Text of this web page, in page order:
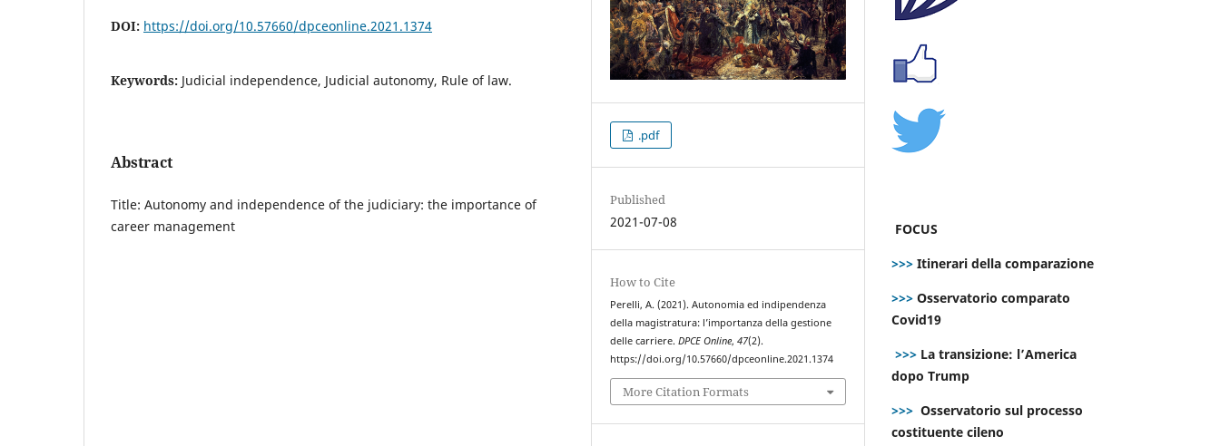
DOI: https://doi.org/10.57660/dpceonline.2021.1374
Keywords: Judicial independence, Judicial autonomy, Rule of law.
Abstract
Title: Autonomy and independence of the judiciary: the importance of
career management
.pdf
Published
2021-07-08
How to Cite
Perelli, A. (2021). Autonomia ed indipendenza
della magistratura: l’importanza della gestione
delle carriere.DPCE Online,47(2).
https://doi.org/10.57660/dpceonline.2021.1374
More Citation Formats
FOCUS
>>> Itinerari della comparazione
>>> Osservatorio comparato
Covid19
>>> La transizione: l’America
dopo Trump
>>> Osservatorio sul processo
costituente cileno